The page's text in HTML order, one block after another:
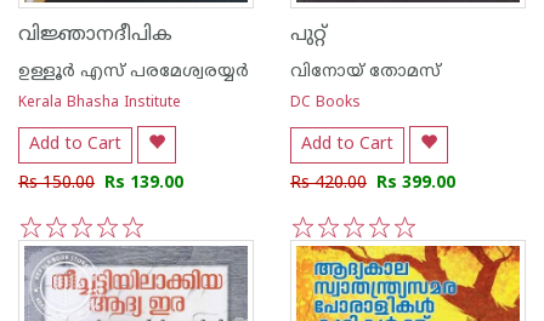
വിജ്ഞാനദീപിക
ഉള്ളൂര്‍ എസ് പരമേശ്വരയ്യര്‍
Kerala Bhasha Institute
Add to Cart
Rs 150.00 Rs 139.00
5
4
3
2
1
പുറ്റ്
വിനോയ് തോമസ്
DC Books
Add to Cart
Rs 420.00 Rs 399.00
5
4
3
2
1